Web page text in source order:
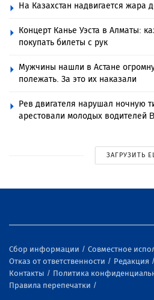
На Казахстан надвигается жара
Концерт Канье Уэста в Алматы:
покупать билеты с рук
Мужчины нашли в Астане
полежать. За это их наказали
Рев двигателя нарушал ночную
арестовали молодых водителей
ЗАГРУЗИТЬ
Сбор информации
Совместное
Отказ от ответственности
Редакция
Контакты
Политика
Правила перепечатки